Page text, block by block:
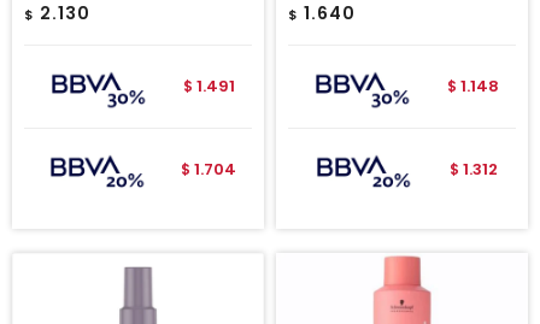
$ 2.130
$ 1.491
$ 1.704
$ 1.640
$ 1.148
$ 1.312